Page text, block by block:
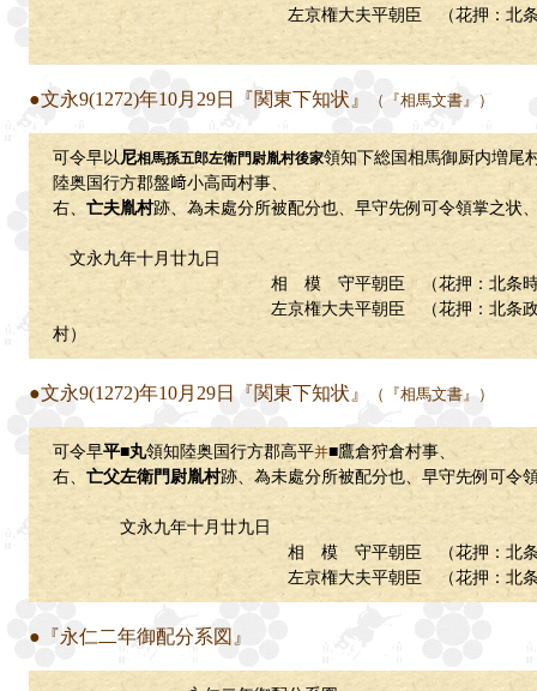
左京権大夫平朝臣 （花押：北条
●文永9(1272)年10月29日『関東下知状』 （『相馬文書』）
可令早以尼相馬孫五郎左衛門尉胤村後家領知下総国相馬御厨内増尾
陸奥国行方郡盤﨑小高両村事、
右、 亡夫胤村跡、為未處分所被配分也、早守先例可令領掌之状
文永九年十月廿九日
相 模 守平朝臣 （花押：北条時
左京権大夫平朝臣 （花押：北条
村）
●文永9(1272)年10月29日『関東下知状』 （『相馬文書』）
可令早平■丸領知陸奥国行方郡高平并■鷹倉狩倉村事、
右、 亡父左衛門尉胤村跡、為未處分所被配分也、早守先例可令
文永九年十月廿九日
相 模 守平朝臣 （花押：北条時
左京権大夫平朝臣 （花押：北条
●『永仁二年御配分系図』